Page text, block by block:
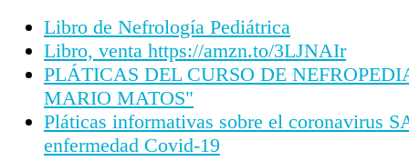
Libro de Nefrología Pediátrica
Libro, venta https://amzn.to/3LJNAIr
PLÁTICAS DEL CURSO DE
MARIO MATOS"
Pláticas informativas sobre el coronavirus
enfermedad Covid-19